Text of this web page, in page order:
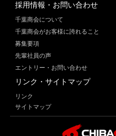
採用情報・お問い合わせ
千葉商会について
千葉商会がお客様に誇れること​
募集要項
先輩社員の声
エントリー・お問い合わせ
リンク・サイトマップ
リンク
サイトマップ